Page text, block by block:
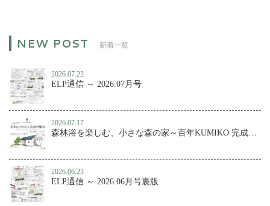
新着一覧
2026.07.22
ELP通信 ～ 2026.07月号
2026.07.17
森林浴を楽しむ、小さな森の家～百年KUMIKO 完成内覧会
2026.06.23
ELP通信 ～ 2026.06月号裏版